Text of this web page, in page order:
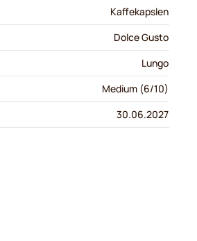
Kaffekapslen
Dolce Gusto
Lungo
Medium (6/10)
30.06.2027